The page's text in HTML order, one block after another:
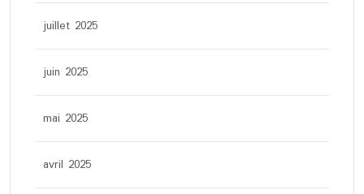
juillet 2025
juin 2025
mai 2025
avril 2025